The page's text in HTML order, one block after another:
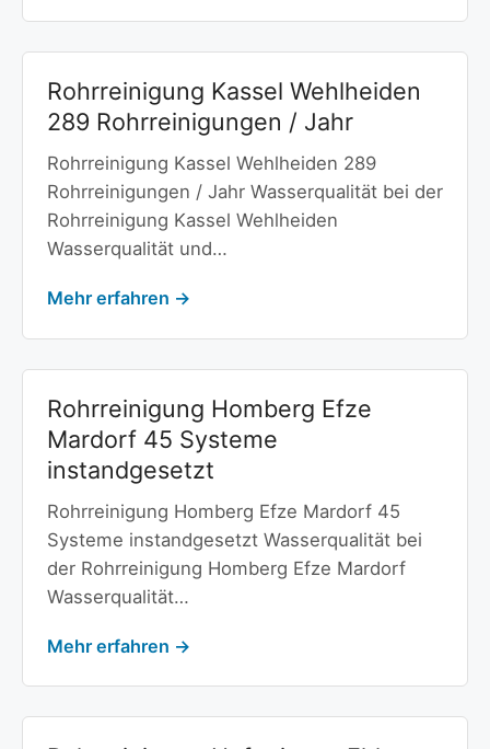
Rohrreinigung Kassel Wehlheiden
289 Rohrreinigungen / Jahr
Rohrreinigung Kassel Wehlheiden 289
Rohrreinigungen / Jahr Wasserqualität bei der
Rohrreinigung Kassel Wehlheiden
Wasserqualität und…
Mehr erfahren →
Rohrreinigung Homberg Efze
Mardorf 45 Systeme
instandgesetzt
Rohrreinigung Homberg Efze Mardorf 45
Systeme instandgesetzt Wasserqualität bei
der Rohrreinigung Homberg Efze Mardorf
Wasserqualität…
Mehr erfahren →